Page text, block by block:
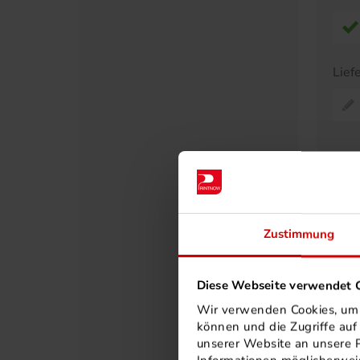
Zustimmung
Diese Webseite verwendet
Wir verwenden Cookies,
können und die Zugriffe
unserer Website an unsere